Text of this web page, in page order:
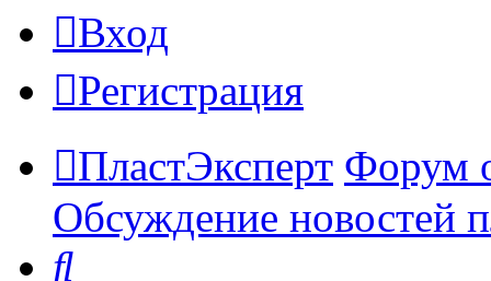
Вход
Регистрация
ПластЭксперт Форум
Обсуждение новостей